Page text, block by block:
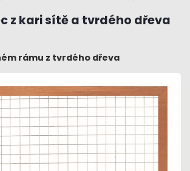
z kari sítě a tvrdého dřeva
rámu z tvrdého dřeva